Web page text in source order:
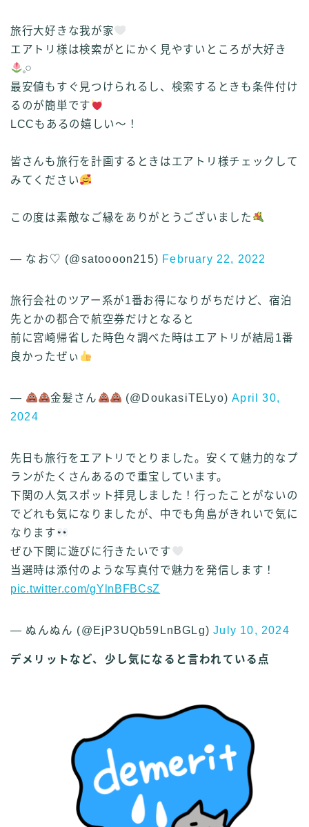
旅行大好きな我が家
エアトリ様は検索がとにかく見やすいところが大好き
𓈒𓏸
最安値もすぐ見つけられるし、検索するときも条件付け
るのが簡単です
LCCもあるの嬉しい～！
皆さんも旅行を計画するときはエアトリ様チェックして
みてください
この度は素敵なご縁をありがとうございました
— なお♡ (@satoooon215) February 22, 2022
旅行会社のツアー系が1番お得になりがちだけど、宿泊
先とかの都合で航空券だけとなると
前に宮崎帰省した時色々調べた時はエアトリが結局1番
良かったぜぃ
— 金髪さん (@DoukasiTELyo)April 30,
2024
先日も旅行をエアトリでとりました。安くて魅力的なプ
ランがたくさんあるので重宝しています。
下関の人気スポット拝見しました！行ったことがないの
でどれも気になりましたが、中でも角島がきれいで気に
なります
ぜひ下関に遊びに行きたいです
当選時は添付のような写真付で魅力を発信します！
pic.twitter.com/gYlnBFBCsZ
— ぬんぬん (@EjP3UQb59LnBGLg)July 10, 2024
デメリットなど、少し気になると言われている点